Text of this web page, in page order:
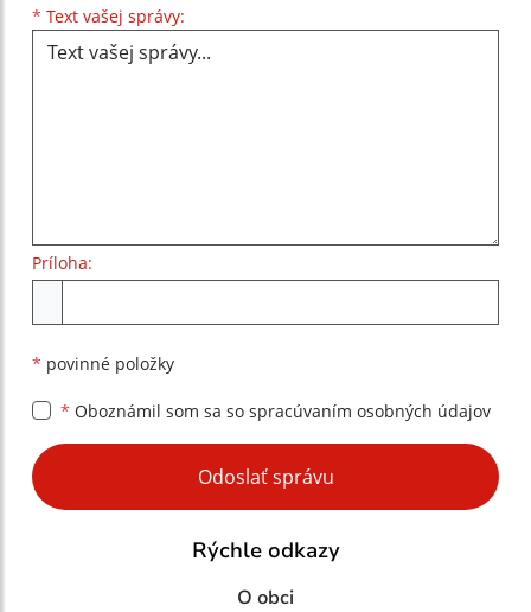
* Text vašej správy:
Príloha:
* povinné položky
* Oboznámil som sa so spracúvaním osobných údajov
Google reCaptcha Response
Odoslať správu
Rýchle odkazy
O obci